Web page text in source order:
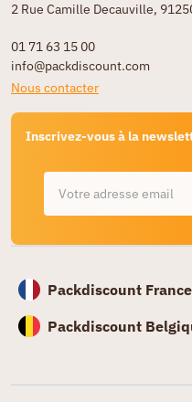
2 Rue Camille Decauville,
01 71 63 15 00
info@packdiscount.com
Nous contacter
Inscrivez-vous à la
Packdiscount France
Packdiscount